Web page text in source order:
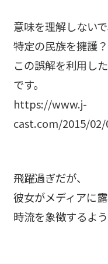
意味を理解しないで
特定の民族を擁護
この誤解を利用し
です。
https://www.j-
cast.com/2015/
飛躍過ぎだが、
彼女がメディアに
時流を象徴するよ